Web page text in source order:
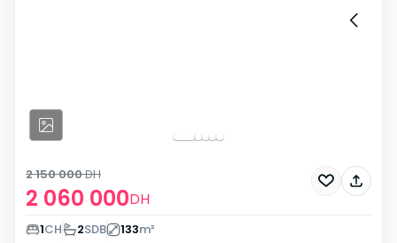
2 060 000DH
2 150 000DH
1CH 2SDB 133m²